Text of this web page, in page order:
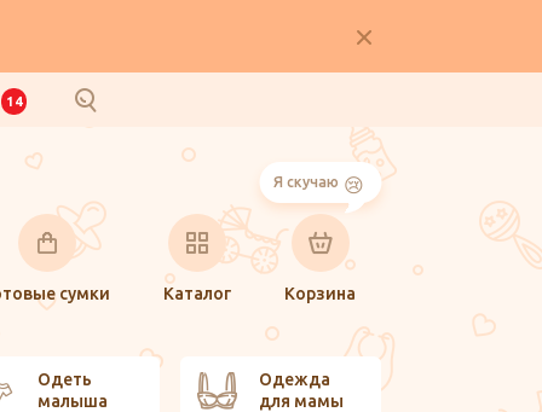
14
сумки Каталог
Я скучаю
Корзина
Одеть
малыша
Одежда
для мамы